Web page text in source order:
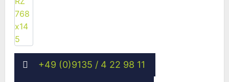
+49 (0)9135 / 4 22 98 11